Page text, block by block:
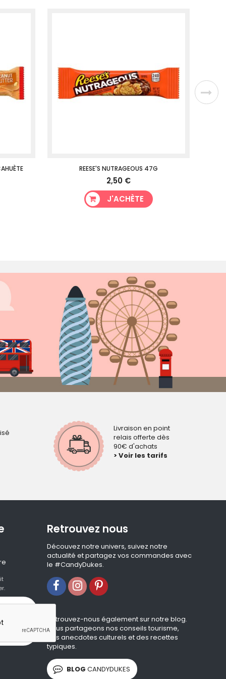
REESE'S NUTRAGEOUS 47G
2,50 €
J'ACHÈTE
Livraison en point
relais offerte dès
90€ d'achats
> Voir les tarifs
Retrouvez nous
Découvez notre univers, suivez notre
actualité et partagez vos commandes avec
le #CandyDukes.
Retrouvez-nous également sur notre blog.
Nous partageons nos conseils tourisme,
des anecdotes culturels et des recettes
typiques.
BLOG CANDYDUKES